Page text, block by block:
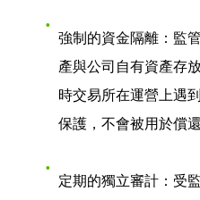
強制的資金隔離 ：監
產與公司自有資產存
時交易所在運營上遇
保護，不會被用於償
定期的獨立審計 ：受